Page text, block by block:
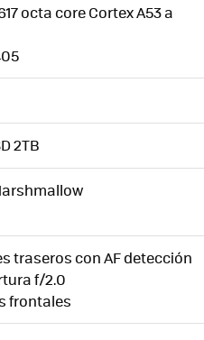
octa core Cortex A53 a
2TB
traseros con AF detección
f/2.0
frontales